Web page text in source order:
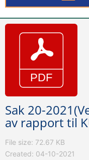
Sak 20-
av rapport til
File size: 72.67 KB
Created: 04-10-2021